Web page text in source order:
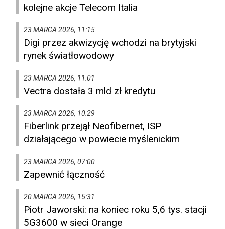
kolejne akcje Telecom Italia
23 MARCA 2026, 11:15
Digi przez akwizycję wchodzi na brytyjski
rynek światłowodowy
23 MARCA 2026, 11:01
Vectra dostała 3 mld zł kredytu
23 MARCA 2026, 10:29
Fiberlink przejął Neofibernet, ISP
działającego w powiecie myślenickim
23 MARCA 2026, 07:00
Zapewnić łączność
20 MARCA 2026, 15:31
Piotr Jaworski: na koniec roku 5,6 tys. stacji
5G3600 w sieci Orange